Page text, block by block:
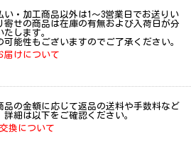
・加工商品以外は1～3営業日でお送りい
寄せの商品は在庫の有無および入荷日が分
します。
能性もございますのでご了承ください。
けについて
品の金額に応じて返品の送料や手数料など
細は以下をご確認ください。
換について